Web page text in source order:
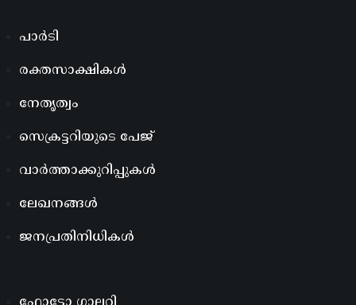
പാർടി
രക്തസാക്ഷികൾ
നേതൃത്വം
സെക്രട്ടറിയുടെ പേജ്
വാർത്താക്കുറിപ്പുകൾ
ലേഖനങ്ങൾ
ജനപ്രതിനിധികൾ